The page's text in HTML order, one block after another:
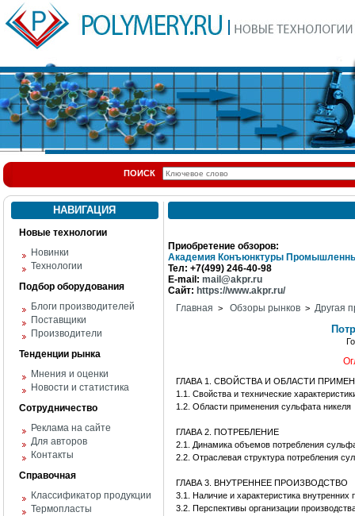
ПОИСК
НАВИГАЦИЯ
Новые технологии
Новинки
Технологии
Подбор оборудования
Блоги производителей
Поставщики
Производители
Тенденции рынка
Мнения и оценки
Новости и статистика
Сотрудничество
Реклама на сайте
Для авторов
Контакты
Справочная
Классификатор продукции
Термопласты
Приобретение обзоров:
Академия Конъюнктуры
Тел: +7(499) 246-40-98
E-mail: mail@akpr.ru
Сайт: https://www.akpr.ru/
Главная > Обзоры рынков > Другая
ГЛАВА 1. СВОЙСТВА И ОБЛАСТИ
1.1. Свойства и технические
1.2. Области применения сульфата никеля
ГЛАВА 2. ПОТРЕБЛЕНИЕ
2.1. Динамика объемов потребления
2.2. Отраслевая структура потребления
ГЛАВА 3. ВНУТРЕННЕЕ ПРОИЗВОДСТВО
3.1. Наличие и характеристика внутренних
3.2. Перспективы организации